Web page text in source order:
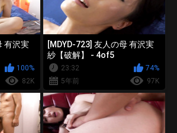
有沢実
100%
82K
[MDYD-723] 友人の母 有沢実
紗【破解】 - 4of5
23:32
74%
5年前
97K